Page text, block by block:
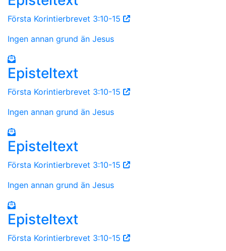
Första Korintierbrevet 3:10-15
Ingen annan grund än Jesus
Episteltext
Första Korintierbrevet 3:10-15
Ingen annan grund än Jesus
Episteltext
Första Korintierbrevet 3:10-15
Ingen annan grund än Jesus
Episteltext
Första Korintierbrevet 3:10-15